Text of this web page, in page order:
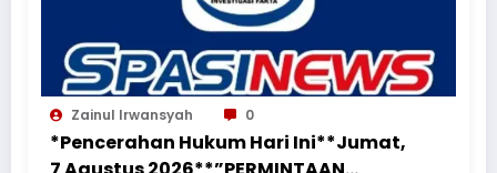
Zainul Irwansyah 0
*Pencerahan Hukum Hari Ini**Jumat,